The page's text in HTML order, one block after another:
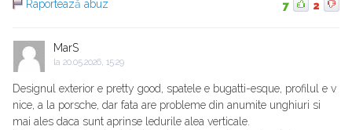
Raportează abuz
7 2
MarS
la 20.05.2026, 15:29
Designul exterior e pretty good, spatele e bugatti-esque, profilul e v
nice, a la porsche, dar fata are probleme din anumite unghiuri si
mai ales daca sunt aprinse ledurile alea verticale.